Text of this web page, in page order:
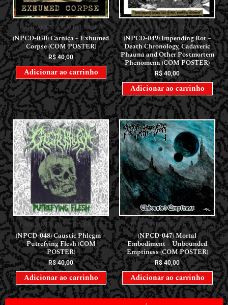
LANÇAMENTOS // RELEASES
(NPCD-050) Carniça – Exhumed
Corpse (COM POSTER)
R$40,00
Adicionar ao carrinho
LANÇAMENTOS // RELEASES
(NPCD-049) Impending Rot –
Death Chronology, Cadaveric
Phauna and Other Postmortem
Phenomena (COM POSTER)
R$40,00
Adicionar ao carrinho
LANÇAMENTOS // RELEASES
(NPCD-048) Caustic Phlegm –
Putrefying Flesh (COM
POSTER)
R$ 40,00
Adicionar ao carrinho
LANÇAMENTOS // RELEASES
(NPCD-047) Mortal
Embodiment – Unbounded
Emptiness (COM POSTER)
R$40,00
Adicionar ao carrinho